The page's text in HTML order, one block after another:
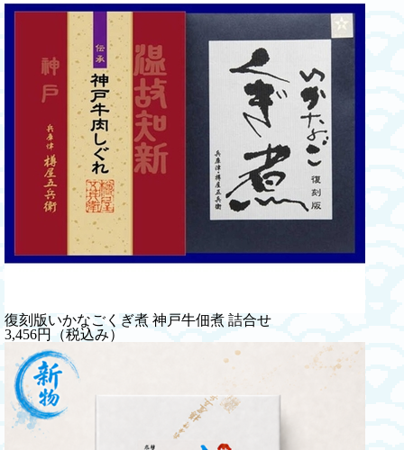
復刻版いかなごくぎ煮 神戸牛佃煮 詰合せ
3,456円（税込み）